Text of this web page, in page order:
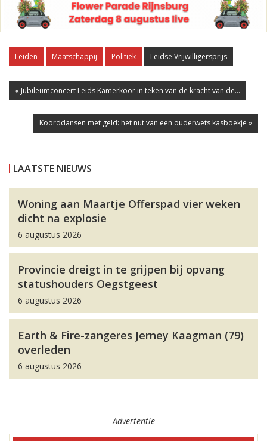
Leiden Maatschappij Politiek Leidse Vrijwilligersprijs
« Jubileumconcert Leids Kamerkoor in teken van de kracht van de...
Koorddansen met geld: het nut van een ouderwets kasboekje »
LAATSTE NIEUWS
Woning aan Maartje Offerspad vier weken
dicht na explosie
6 augustus 2026
Provincie dreigt in te grijpen bij opvang
statushouders Oegstgeest
6 augustus 2026
Earth & Fire-zangeres Jerney Kaagman (79)
overleden
6 augustus 2026
Advertentie